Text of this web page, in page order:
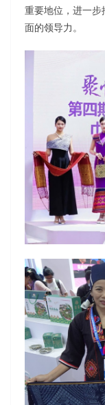
重要地位，进一
面的领导力。